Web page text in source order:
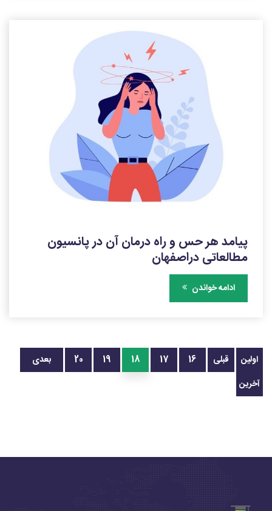
پیامد هر حس و راه درمان آن در پانسیون
مطالعاتی دراصفهان
ادامه خواندن
اولین قبلی 16
17
18
19
20
بعدی
آخرین